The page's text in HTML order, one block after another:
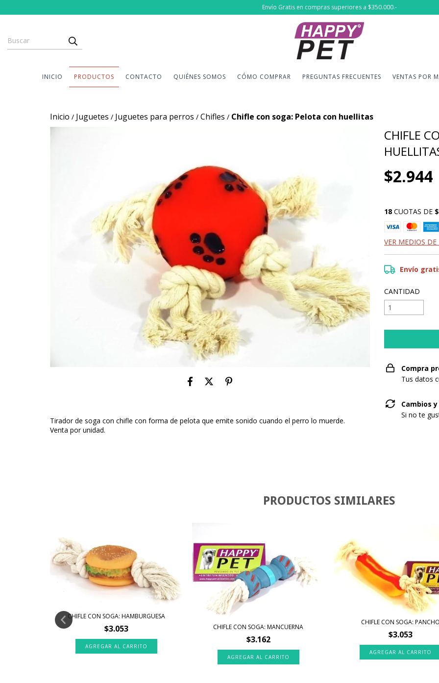
Envío Gratis en compras superiores a $350.000.-
INICIO PRODUCTOS CONTACTO QUIÉNES SOMOS CÓMO COMPRAR PREGUNTAS FRECUENTES VENTAS POR
Inicio / Juguetes / Juguetes para perros / Chifles / Chifle con soga: Pelota con huellitas
Tirador de soga con chifle con forma de pelota que emite sonido cuando el perro lo muerde.
Venta por unidad.
CHIFLE
$2.944
18 CUOTAS DE
VER MEDIOS DE
Envío
CANTIDAD
Compra
Tus datos
Cambios
Si no te
PRODUCTOS SIMILARES
CHIFLE CON SOGA: HAMBURGUESA
$3.053 CHIFLE CON SOGA: MANCUERNA
$3.162
CHIFLE CON SOGA: PANCHO
$3.053